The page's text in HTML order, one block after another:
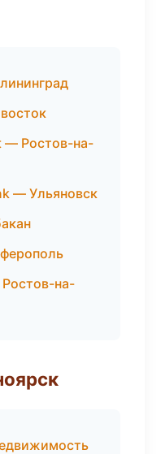
— Ростов-на-
— Ульяновск
на-